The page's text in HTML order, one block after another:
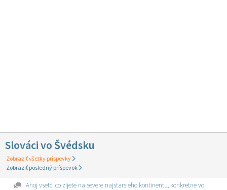
Slováci vo Švédsku
Zobraziť všetky príspevky
Zobraziť posledný príspevok
Ahoj vsetci co zijete na severe najstarsieho kontinentu, konkretne vo